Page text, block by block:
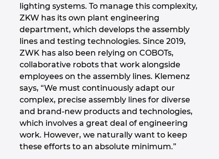
lighting systems. To manage this complexity,
ZKW has its own plant engineering
department, which develops the assembly
lines and testing technologies. Since 2019,
ZWK has also been relying on COBOTs,
collaborative robots that work alongside
employees on the assembly lines. Klemenz
says, “We must continuously adapt our
complex, precise assembly lines for diverse
and brand-new products and technologies,
which involves a great deal of engineering
work. However, we naturally want to keep
these efforts to an absolute minimum.”